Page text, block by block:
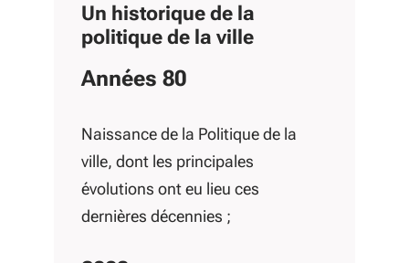
Un historique de la
politique de la ville
Années 80
Naissance de la Politique de la
ville, dont les principales
évolutions ont eu lieu ces
dernières décennies ;